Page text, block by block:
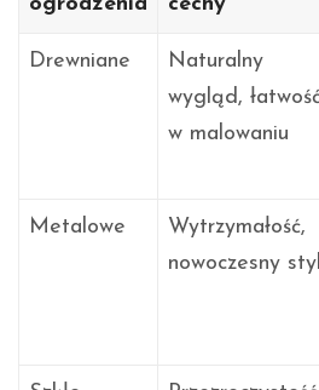
Drewniane
Naturalny
wygląd,
w malowaniu
Metalowe
Wytrzymałość,
nowoczesny styl